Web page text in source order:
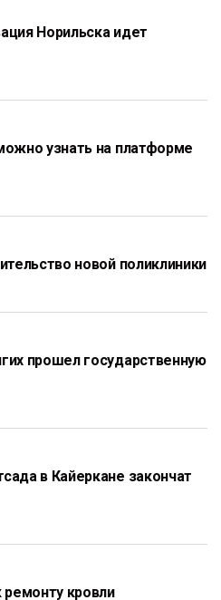
Норильска идет
узнать на платформе
новой поликлиники
прошел государственную
в Кайеркане закончат
ремонту кровли